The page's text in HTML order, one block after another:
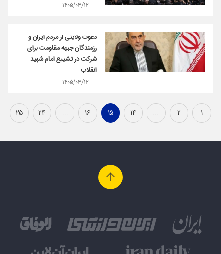
۱۴۰۵/۰۴/۱۲
دعوت ولایتی از مردم ایران و
رزمندگان جبهه مقاومت برای
شرکت در تشییع امام شهید
انقلاب
۱۴۰۵/۰۴/۱۲
۱ ۲ ... ۱۴ ۱۵ ۱۶ ... ۲۴ ۲۵